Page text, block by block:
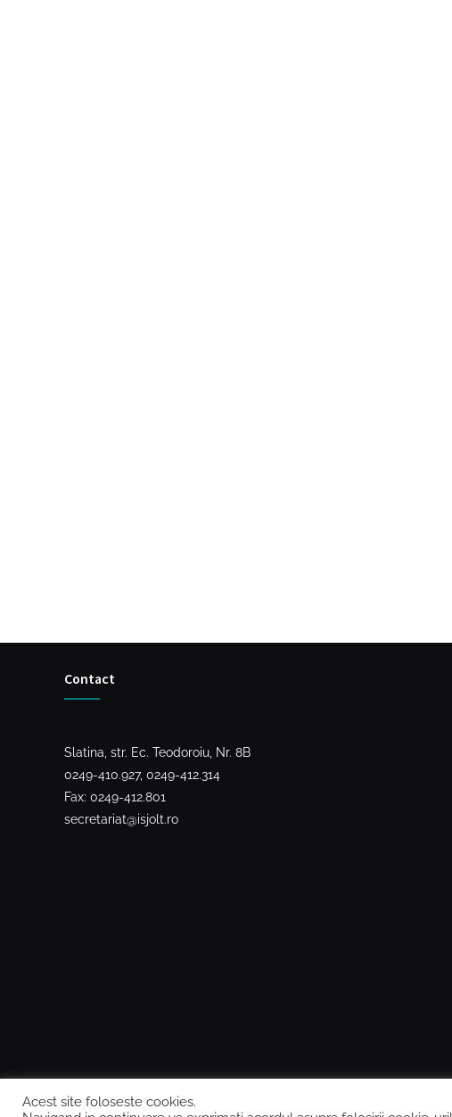
Contact
Slatina, str. Ec. Teodoroiu, Nr. 8B
0249-410.927, 0249-412.314
Fax: 0249-412.801
secretariat@isjolt.ro
Acest site foloseste cookies.